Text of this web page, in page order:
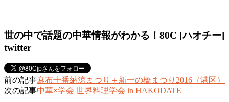
世の中で話題の中華情報がわかる！80C [ハオチー]
twitter
前の記事麻布十番納涼まつり＋新一の橋まつり2016（港区）
次の記事中華×学会 世界料理学会 in HAKODATE